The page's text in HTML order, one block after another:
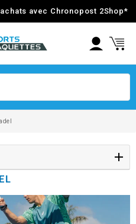
avec Chronopost 2Shop*